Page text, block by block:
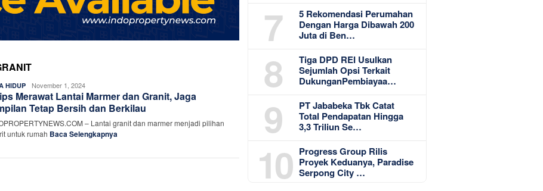
HIDUP Rasyid
Rafiq
November 1, 2024
Merawat Lantai Marmer dan Granit, Jaga
Tetap Bersih dan Berkilau
– Lantai granit dan marmer menjadi pilihan
untuk rumah Baca Selengkapnya
7
5 Rekomendasi Perumahan
Dengan Harga Dibawah 200
Juta di Ben…
8
Tiga DPD REI Usulkan
Sejumlah Opsi Terkait
DukunganPembiayaa…
9
PT Jababeka Tbk Catat
Total Pendapatan Hingga
3,3 Triliun Se…
10
Progress Group Rilis
Proyek Keduanya, Paradise
Serpong City …